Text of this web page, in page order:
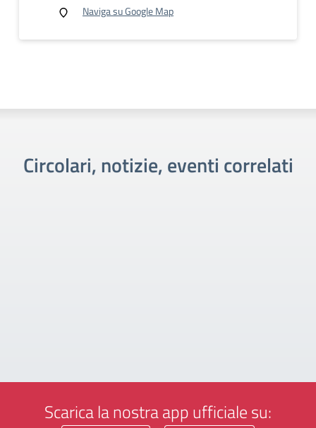
Naviga su Google Map
Circolari, notizie, eventi correlati
Scarica la nostra app ufficiale su: